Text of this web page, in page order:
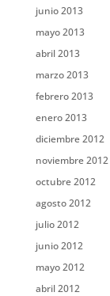
junio 2013
mayo 2013
abril 2013
marzo 2013
febrero 2013
enero 2013
diciembre 2012
noviembre 2012
octubre 2012
agosto 2012
julio 2012
junio 2012
mayo 2012
abril 2012